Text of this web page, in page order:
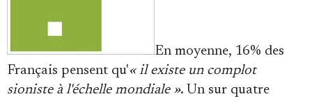
En moyenne, 16% des
Français pensent qu'« il existe un complot
sioniste à l'échelle mondiale ». Un sur quatre